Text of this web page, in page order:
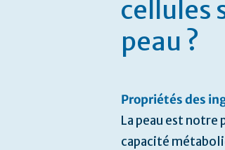
cellules
peau ?
Propriétés des
La peau est notre
capacité